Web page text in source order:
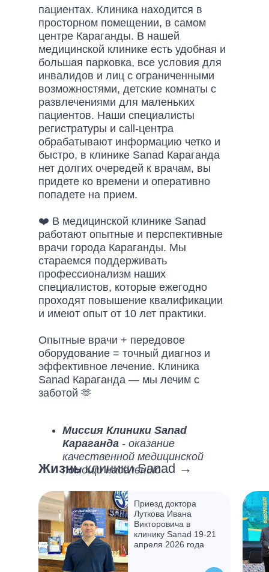
пациентах. Клиника находится в
просторном помещении, в самом
центре Караганды. В нашей
медицинской клинике есть удобная и
большая парковка, все условия для
инвалидов и лиц с ограниченными
возможностями, детские комнаты с
развлечениями для маленьких
пациентов. Наши специалисты
регистратуры и call-центра
обрабатывают информацию четко и
быстро, в клинике Sanad Караганда
нет долгих очередей к врачам, вы
придете ко времени и оперативно
попадете на прием.
❤️ В медицинской клинике Sanad
работают опытные и перспективные
врачи города Караганды. Мы
стараемся поддерживать
профессионализм наших
специалистов, которые ежегодно
проходят повышение квалификации
и имеют опыт от 10 лет практики.
Опытные врачи + передовое
оборудование = точный диагноз и
эффективное лечение. Клиника
Sanad Караганда — мы лечим с
заботой 🫶
Миссия Клиники Sanad
Караганда - оказание
качественной медицинской
помощи населению
Караганда- клиника,
востребованная населением и
уважаемая партнерами
Жизньклиники Sanad →
Приезд доктора
Луткова Ивана
Викторовича в
клинику Sanad 19-21
апреля 2026 года